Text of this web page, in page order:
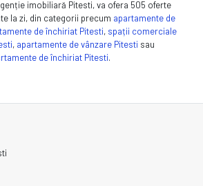
imobiliară Pitesti, va ofera 505 oferte
la zi, din categorii precum apartamente de
de închiriat Pitesti, spații comerciale
, apartamente de vânzare Pitesti sau
de închiriat Pitesti.